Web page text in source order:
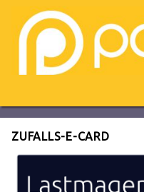
ZUFALLS-E-CARD